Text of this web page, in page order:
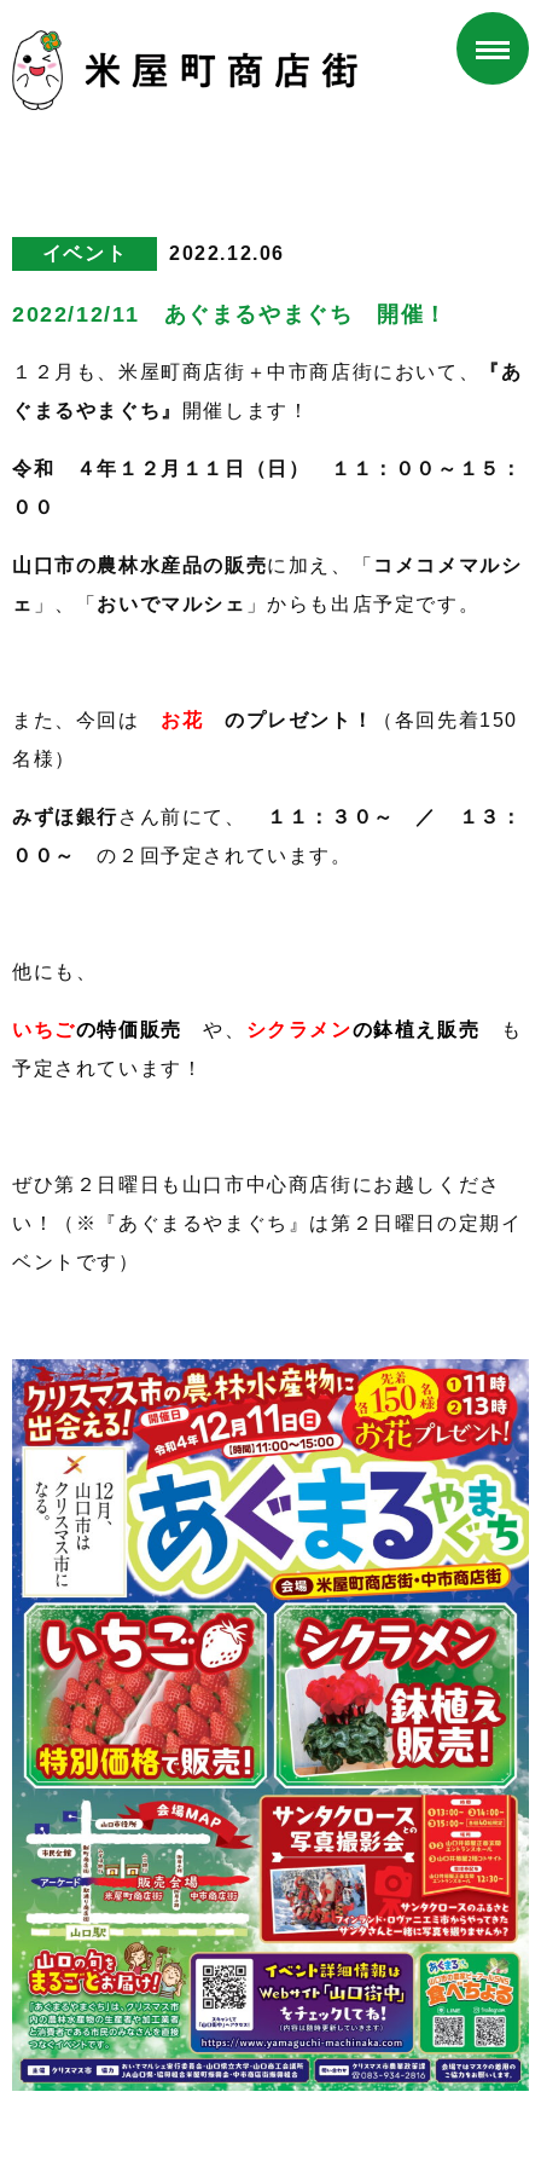
イベント 2022.12.06
2022/12/11 あぐまるやまぐち 開催！
１２月も、米屋町商店街＋中市商店街において、
『あ
ぐまるやまぐち』
開催します！
令和 ４年１２月１１日（日） １１：００～１５：
００
山口市の農林水産品の販売に加え、「 コメコメマルシ
ェ 」、「 おいでマルシェ 」からも出店予定です。
また、今回は お花 のプレゼント！
（各回先着150
名様）
みずほ銀行さん前にて、
１１：３０～ ／ １３：
００～
の２回予定されています。
他にも、
いちごの特価販売 や、 シクラメンの鉢植え販売 も
予定されています！
ぜひ第２日曜日も山口市中心商店街にお越しくださ
い！（※『あぐまるやまぐち』は第２日曜日の定期イ
ベントです）